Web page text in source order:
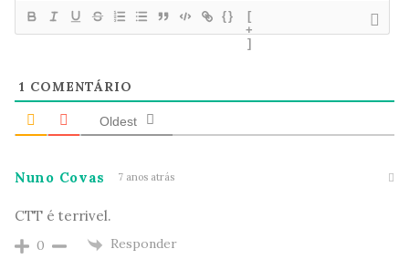
{}
[
+
]
1 COMENTÁRIO
Oldest
Nuno Covas 7 anos atrás
CTT é terrivel.
0 Responder